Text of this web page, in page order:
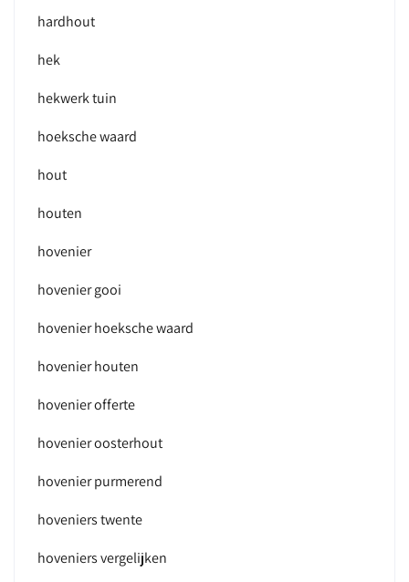
hardhout
hek
hekwerk tuin
hoeksche waard
hout
houten
hovenier
hovenier gooi
hovenier hoeksche waard
hovenier houten
hovenier offerte
hovenier oosterhout
hovenier purmerend
hoveniers twente
hoveniers vergelijken